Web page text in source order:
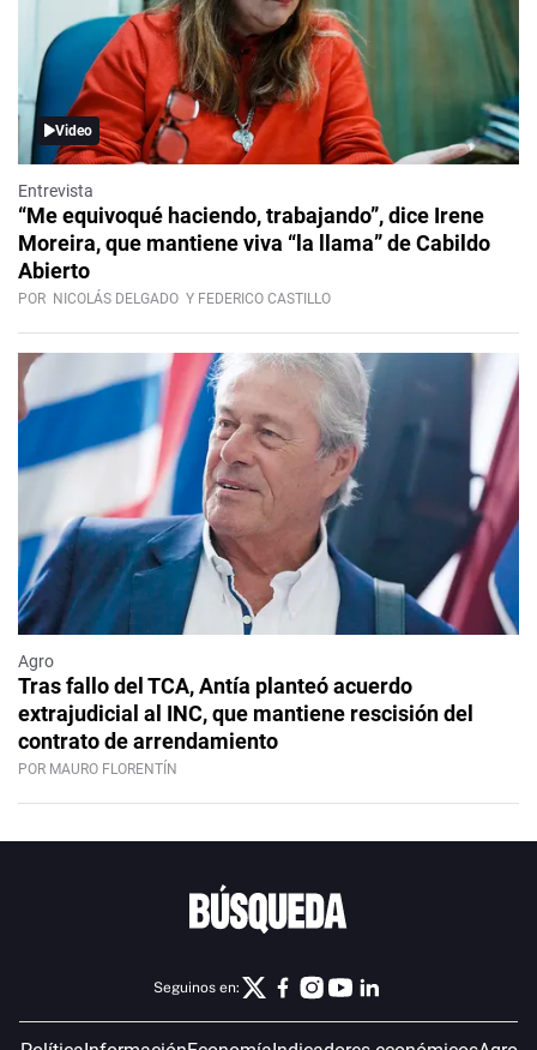
Video
Entrevista
“Me equivoqué haciendo, trabajando”, dice Irene
Moreira, que mantiene viva “la llama” de Cabildo
Abierto
POR NICOLÁS DELGADO Y FEDERICO CASTILLO
Agro
Tras fallo del TCA, Antía planteó acuerdo
extrajudicial al INC, que mantiene rescisión del
contrato de arrendamiento
POR MAURO FLORENTÍN
Seguinos en: